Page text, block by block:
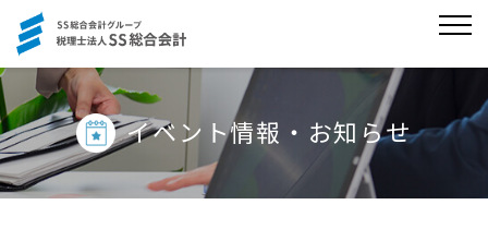
イベント情報・お知らせ